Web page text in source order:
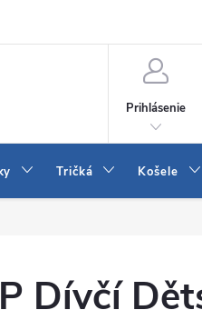
Prihlásenie
Tričká Košele
Dívčí